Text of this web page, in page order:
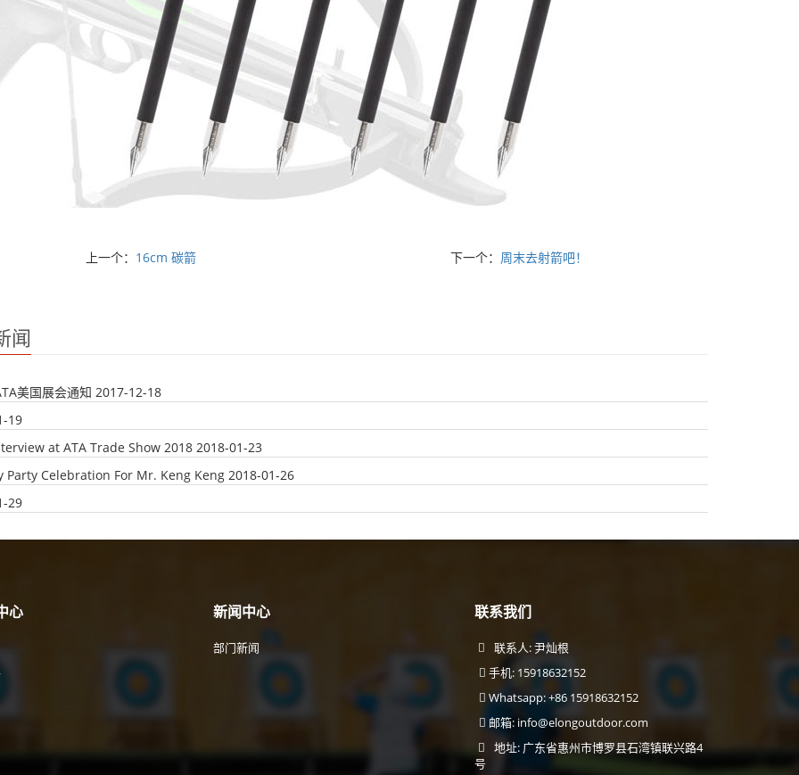
上一个： 16cm 碳箭 下一个： 周末去射箭吧！
闻
美国展会通知 2017-12-18
19
at ATA Trade Show 2018 2018-01-23
Party Celebration For Mr. Keng Keng 2018-01-26
29
心 新闻中心
部门新闻
联系我们
联系人: 尹灿根
手机: 15918632152
Whatsapp: +86 15918632152
邮箱: info@elongoutdoor.com
地址: 广东省惠州市博罗县石湾镇联兴路4
号